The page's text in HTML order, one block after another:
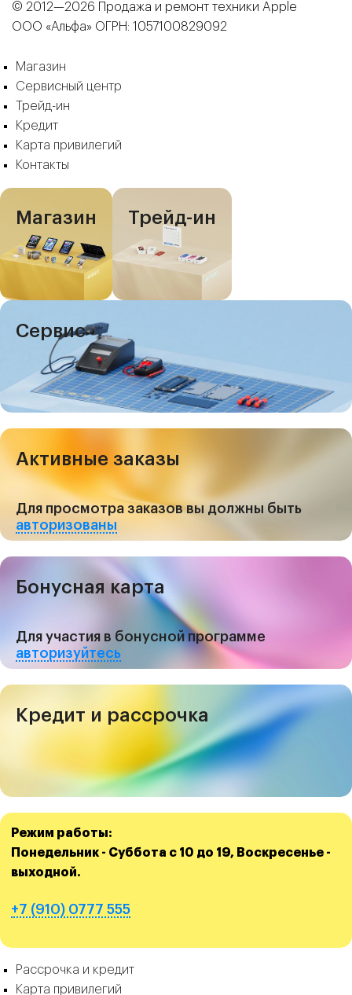
© 2012—2026 Продажа и ремонт техники Apple
ООО «Альфа» ОГРН: 1057100829092
Магазин
Сервисный центр
Трейд-ин
Кредит
Карта привилегий
Контакты
Магазин Трейд-ин
Сервис
Активные заказы
Для просмотра заказов вы должны быть
авторизованы
Бонусная карта
Для участия в бонусной программе
авторизуйтесь
Кредит и рассрочка
Режим работы:
Понедельник - Суббота с 10 до 19, Воскресенье -
выходной.
+7 (910) 0777 555
Рассрочка и кредит
Карта привилегий